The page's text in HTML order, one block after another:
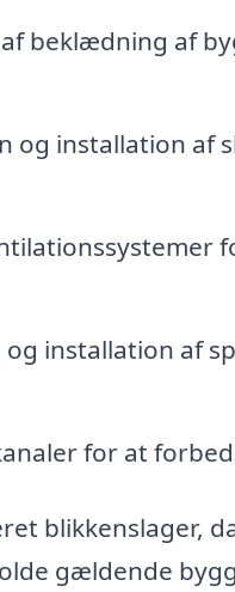
beklædning af
og installation af
og installation af
for at
blikkenslager,
gældende